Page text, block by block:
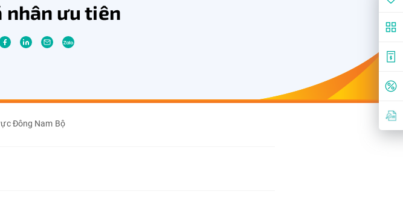
nhân ưu tiên
Đông Nam Bộ